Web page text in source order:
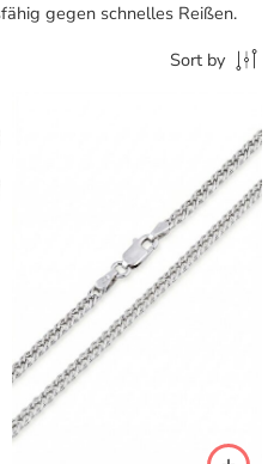
gegen schnelles Reißen.
Sort by